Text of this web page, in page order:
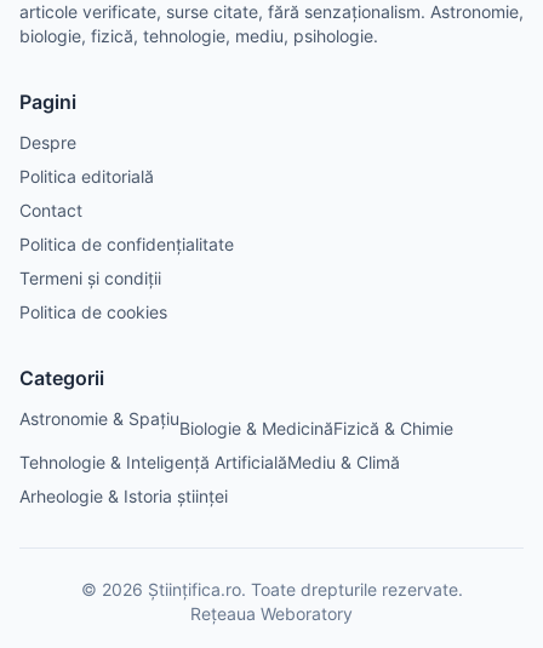
articole verificate, surse citate, fără senzaționalism. Astronomie,
biologie, fizică, tehnologie, mediu, psihologie.
Pagini
Despre
Politica editorială
Contact
Politica de confidențialitate
Termeni și condiții
Politica de cookies
Categorii
Astronomie & SpațiuBiologie & MedicinăFizică & Chimie
Tehnologie & Inteligență ArtificialăMediu & Climă
Arheologie & Istoria științei
© 2026 Științifica.ro. Toate drepturile rezervate.
Rețeaua Weboratory